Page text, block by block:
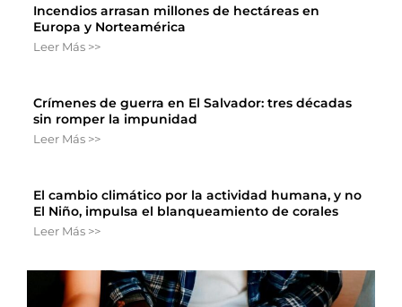
Incendios arrasan millones de hectáreas en
Europa y Norteamérica
Leer Más >>
Crímenes de guerra en El Salvador: tres décadas
sin romper la impunidad
Leer Más >>
El cambio climático por la actividad humana, y no
El Niño, impulsa el blanqueamiento de corales
Leer Más >>